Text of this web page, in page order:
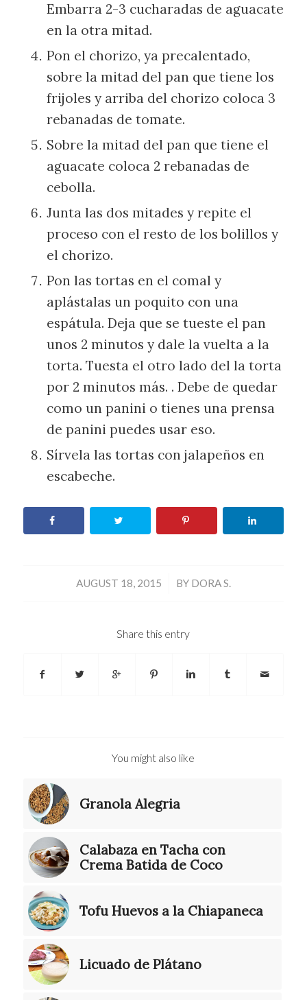
Embarra 2-3 cucharadas de aguacate
en la otra mitad.
Pon el chorizo, ya precalentado,
sobre la mitad del pan que tiene los
frijoles y arriba del chorizo coloca 3
rebanadas de tomate.
Sobre la mitad del pan que tiene el
aguacate coloca 2 rebanadas de
cebolla.
Junta las dos mitades y repite el
proceso con el resto de los bolillos y
el chorizo.
Pon las tortas en el comal y
aplástalas un poquito con una
espátula. Deja que se tueste el pan
unos 2 minutos y dale la vuelta a la
torta. Tuesta el otro lado del la torta
por 2 minutos más. . Debe de quedar
como un panini o tienes una prensa
de panini puedes usar eso.
Sírvela las tortas con jalapeños en
escabeche.
AUGUST 18, 2015
/ BY DORA S.
Share this entry
You might also like
Granola Alegria
Calabaza en Tacha con
Crema Batida de Coco
Tofu Huevos a la Chiapaneca
Licuado de Plátano